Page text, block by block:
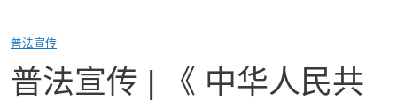
普法宣传
普法宣传 | 《 中华人民共